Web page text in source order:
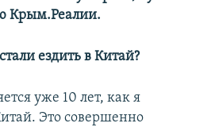
Крым.Реалии.
ездить в Китай?​
уже 10 лет, как я
Это совершенно